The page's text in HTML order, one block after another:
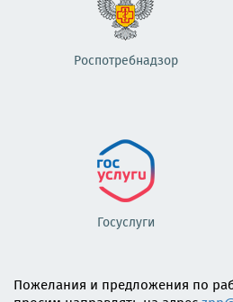
Роспотребнадзор
Госуслуги
Пожелания и предложения по